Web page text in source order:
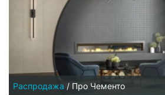
Распродажа / Про Чементо